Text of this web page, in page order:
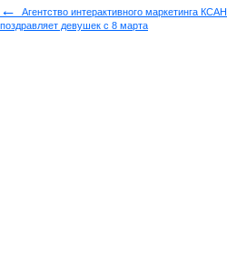
←
Агентство интерактивного маркетинга КСАН
поздравляет девушек с 8 марта